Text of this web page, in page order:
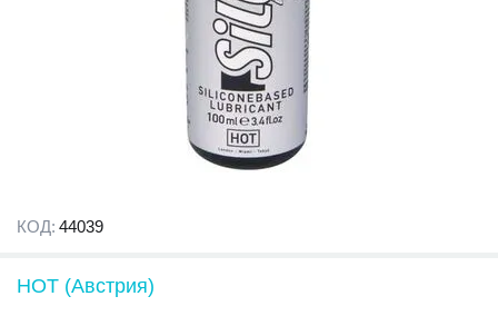
КОД: 44039
HOT (Австрия)